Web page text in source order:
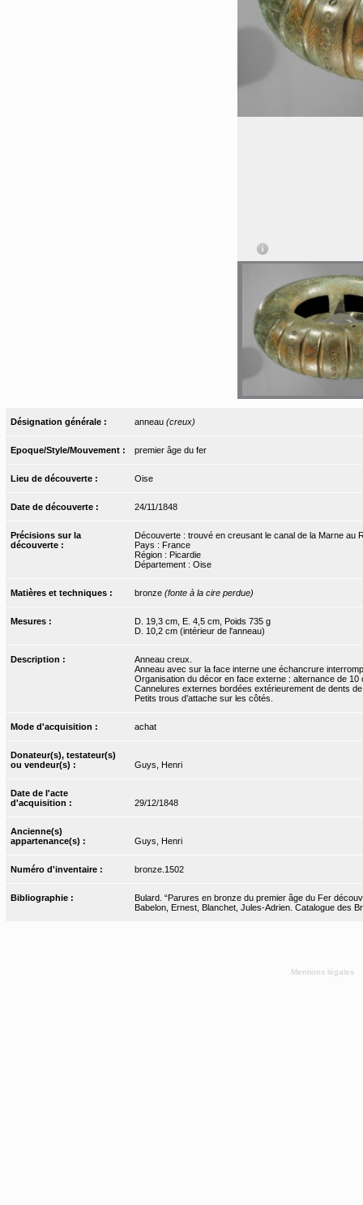
Désignation générale : anneau (creux)
Epoque/Style/Mouvement : premier âge du fer
Lieu de découverte : Oise
Date de découverte : 24/11/1848
Précisions sur la
découverte :
Découverte : trouvé en creusant le canal de la Marne au
Pays : France
Région : Picardie
Département : Oise
Matières et techniques : bronze (fonte à la cire perdue)
Mesures :
D. 19,3 cm, E. 4,5 cm, Poids 735 g
D. 10,2 cm (intérieur de l'anneau)
Description :
Anneau creux.
Anneau avec sur la face interne une échancrure
Organisation du décor en face externe : alternance de
Cannelures externes bordées extérieurement de dents
Petits trous d’attache sur les côtés.
Mode d'acquisition : achat
Donateur(s), testateur(s)
ou vendeur(s) :
Guys, Henri
Date de l'acte
d'acquisition :
29/12/1848
Ancienne(s)
appartenance(s) :
Guys, Henri
Numéro d'inventaire : bronze.1502
Bibliographie :
Bulard. “Parures en bronze du premier âge du Fer
Babelon, Ernest, Blanchet, Jules-Adrien. Catalogue des
Mentions légales